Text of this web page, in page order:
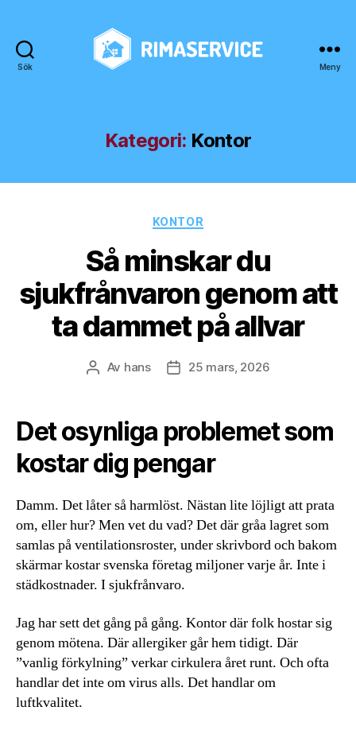
Sök Meny
Kategori: Kontor
Kategorier
KONTOR
Så minskar du
sjukfrånvaron genom att
ta dammet på allvar
Inläggsförfattare
Av hans Inläggsdatum
25 mars, 2026
Det osynliga problemet som
kostar dig pengar
Damm. Det låter så harmlöst. Nästan lite löjligt att prata
om, eller hur? Men vet du vad? Det där gråa lagret som
samlas på ventilationsroster, under skrivbord och bakom
skärmar kostar svenska företag miljoner varje år. Inte i
städkostnader. I sjukfrånvaro.
Jag har sett det gång på gång. Kontor där folk hostar sig
genom mötena. Där allergiker går hem tidigt. Där
”vanlig förkylning” verkar cirkulera året runt. Och ofta
handlar det inte om virus alls. Det handlar om
luftkvalitet.